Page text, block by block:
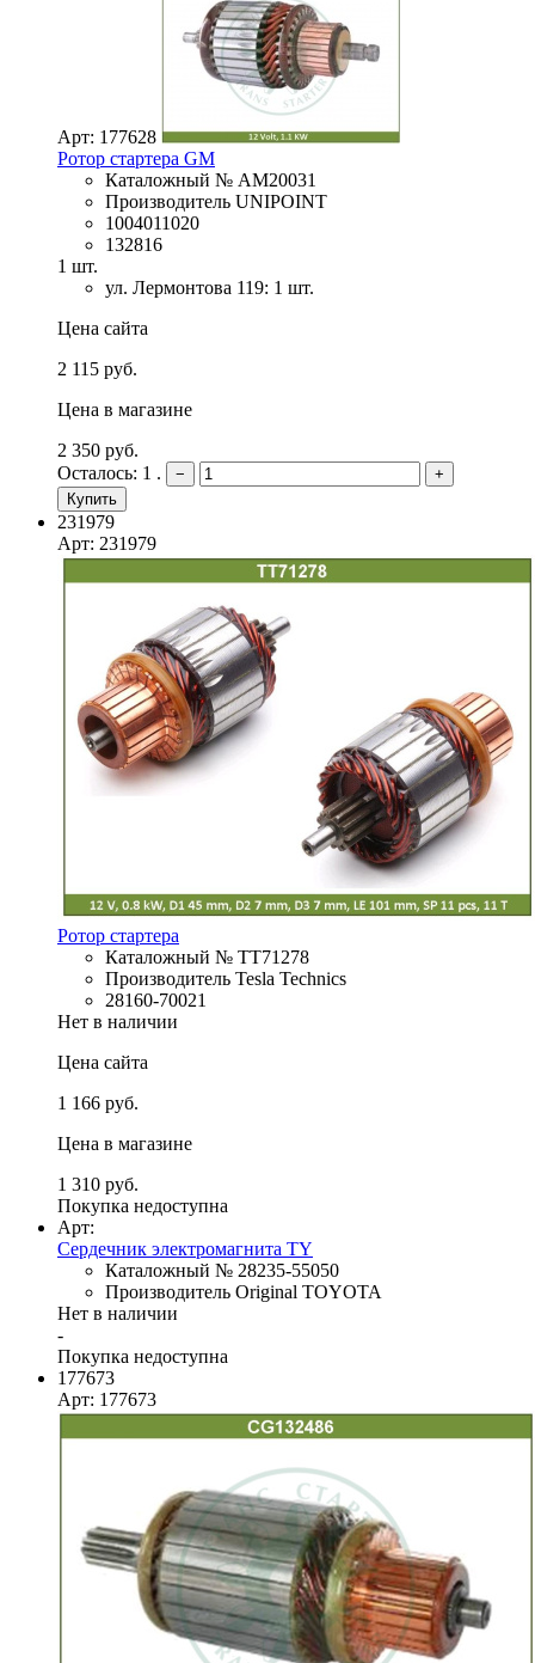
Арт: 177628
Ротор стартера GM
Каталожный № AM20031
Производитель UNIPOINT
1004011020
132816
1 шт.
ул. Лермонтова 119: 1 шт.
Цена сайта
2 115 руб.
Цена в магазине
2 350 руб.
Осталось: 1 .
−
+
Купить
231979
Арт: 231979
Ротор стартера
Каталожный № TT71278
Производитель Tesla Technics
28160-70021
Нет в наличии
Цена сайта
1 166 руб.
Цена в магазине
1 310 руб.
Покупка недоступна
Арт:
Сердечник электромагнита TY
Каталожный № 28235-55050
Производитель Original TOYOTA
Нет в наличии
-
Покупка недоступна
177673
Арт: 177673